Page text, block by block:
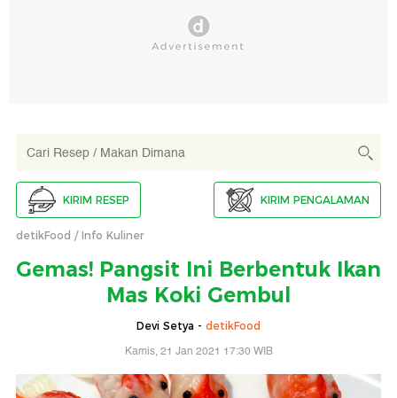
KIRIM RESEP KIRIM PENGALAMAN
detikFood Info Kuliner
Gemas! Pangsit Ini Berbentuk Ikan
Mas Koki Gembul
Devi Setya - detikFood
Kamis, 21 Jan 2021 17:30 WIB